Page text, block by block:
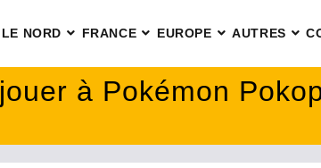
LE NORD FRANCE EUROPE AUTRES
à Pokémon